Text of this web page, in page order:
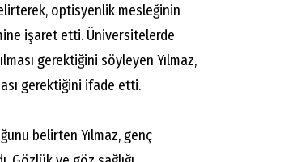
optisyenlik mesleğinin
işaret etti. Üniversitelerde
gerektiğini söyleyen Yılmaz,
gerektiğini ifade etti.
belirten Yılmaz, genç